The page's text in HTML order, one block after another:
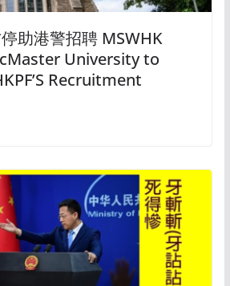
助港警招聘 MSWHK
University to
Recruitment